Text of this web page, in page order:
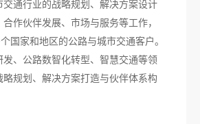
交通行业的战略规划、解决方案设计
作伙伴发展、市场与服务等工作，
国家和地区的公路与城市交通客户。
、公路数智化转型、智慧交通等领
规划、解决方案打造与伙伴体系构